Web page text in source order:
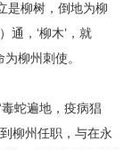
是柳树，倒地为柳
通，‘柳木’，就
柳州刺使。
蛇遍地，疫病猖
柳州任职，与在永